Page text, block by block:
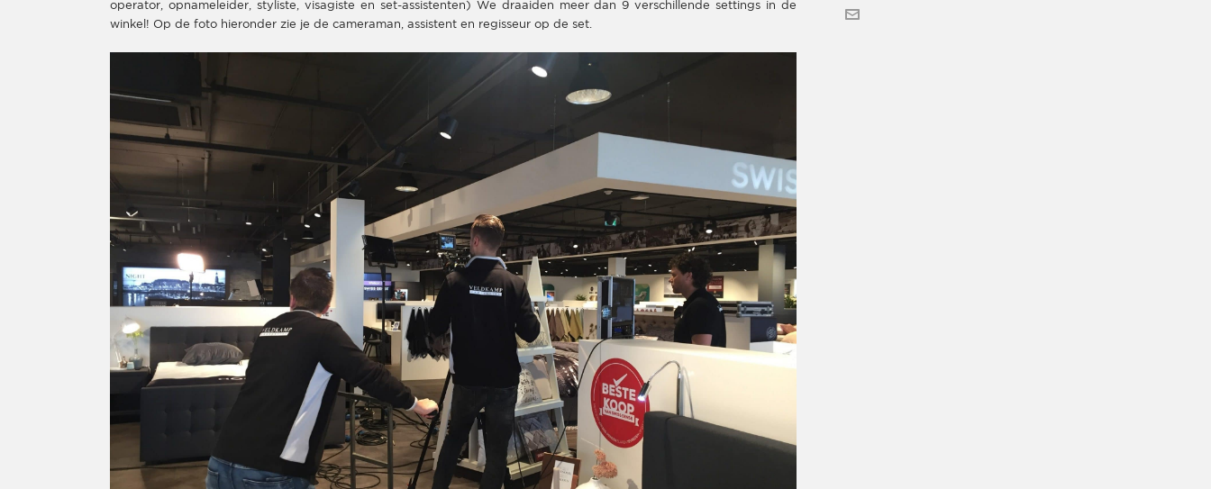
operator, opnameleider, styliste, visagiste en set-assistenten) We draaiden meer dan 9 verschillende settings in de
winkel! Op de foto hieronder zie je de cameraman, assistent en regisseur op de set.